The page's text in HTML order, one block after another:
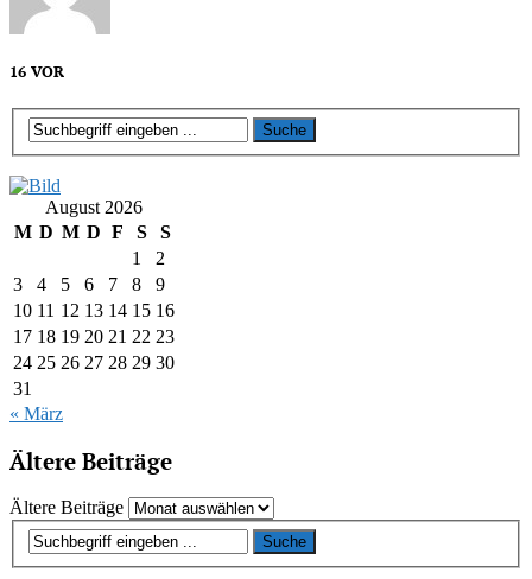
16 VOR
August 2026
M D M D F S
S
1
2
3
4 5 6 7 8
9
10 11 12 13 14 15 16
17 18 19 20 21 22 23
24 25 26 27 28 29 30
31
« März
Ältere Beiträge
Ältere Beiträge